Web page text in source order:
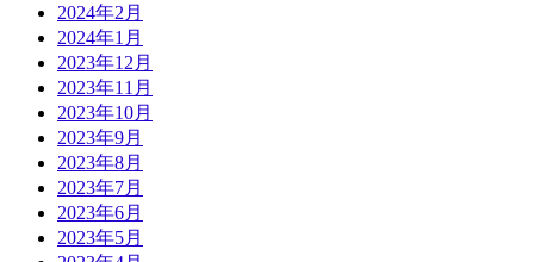
2024年2月
2024年1月
2023年12月
2023年11月
2023年10月
2023年9月
2023年8月
2023年7月
2023年6月
2023年5月